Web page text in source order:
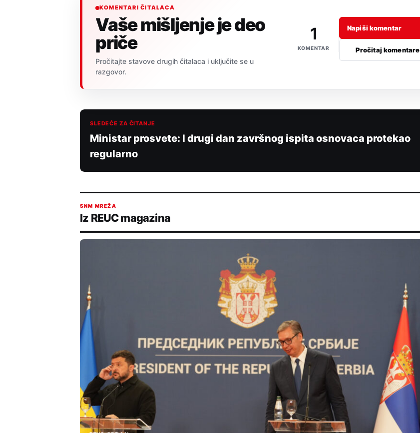
KOMENTARI ČITALACA
Vaše mišljenje je deo
priče
Pročitajte stavove drugih čitalaca i uključite se u
razgovor.
1
KOMENTAR
Napiši komentar
Pročitaj komentare
SLEDEĆE ZA ČITANJE
Ministar prosvete: I drugi dan završnog ispita osnovaca protekao
regularno
SNM MREŽA
Iz REUC magazina